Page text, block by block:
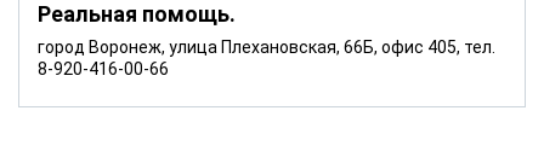
Реальная помощь.
город Воронеж, улица Плехановская, 66Б, офис 405, тел.
8-920-416-00-66